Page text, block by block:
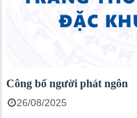
Công bố người phát ngôn
26/08/2025